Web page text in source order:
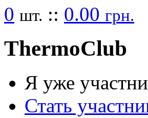
0 шт. :: 0.00 грн.
ThermoClub
Я уже
Стать